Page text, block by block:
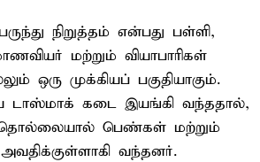
நிறுத்தம் என்பது பள்ளி,
மற்றும் வியாபாரிகள்
ஒரு முக்கியப் பகுதியாகும்.
டாஸ்மாக் கடை இயங்கி வந்ததால்,
தொல்லையால் பெண்கள் மற்றும்
வந்தனர்.